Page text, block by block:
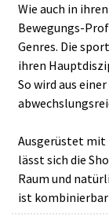
Wie auch in
Bewegungs-
Genres. Die
ihren
So wird aus
Ausgerüstet mit
lässt sich die
Raum und
ist kombinierbar